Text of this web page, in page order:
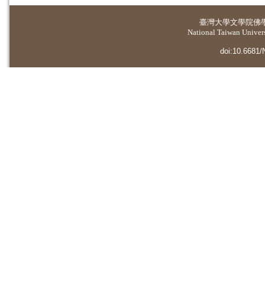
臺灣大學文學院佛
National Taiwan
doi:10.6681/